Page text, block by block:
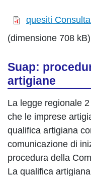
quesiti
(dimensione 708 kB)
Suap:
artigiane
La legge regionale
che le imprese
qualifica artigiana
comunicazione di
procedura della
La qualifica